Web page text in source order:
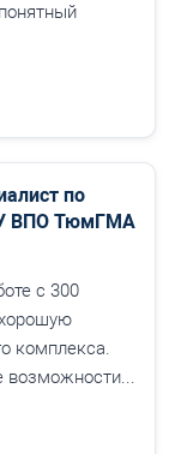
по
ВПО ТюмГМА
с 300
комплекса.
возможности...